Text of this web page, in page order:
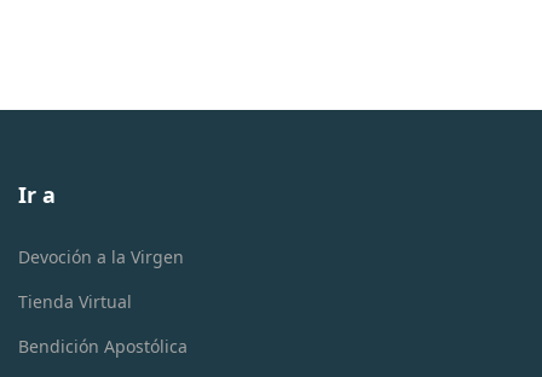
Ir a
Devoción a la Virgen
Tienda Virtual
Bendición Apostólica